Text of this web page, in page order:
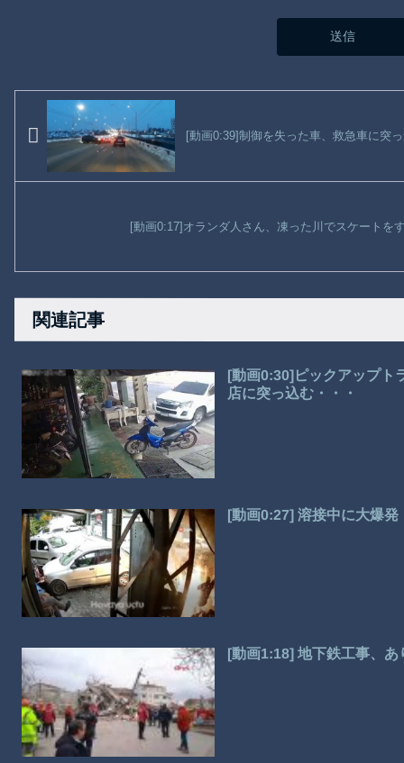
[動画0:39]制御を失った車、救急車に突
[動画0:17]オランダ人さん、凍った川でスケートを
関連記事
[動画0:30]ピックアップト
店に突っ込む・・・
[動画0:27] 溶接中に大爆
[動画1:18] 地下鉄工事、